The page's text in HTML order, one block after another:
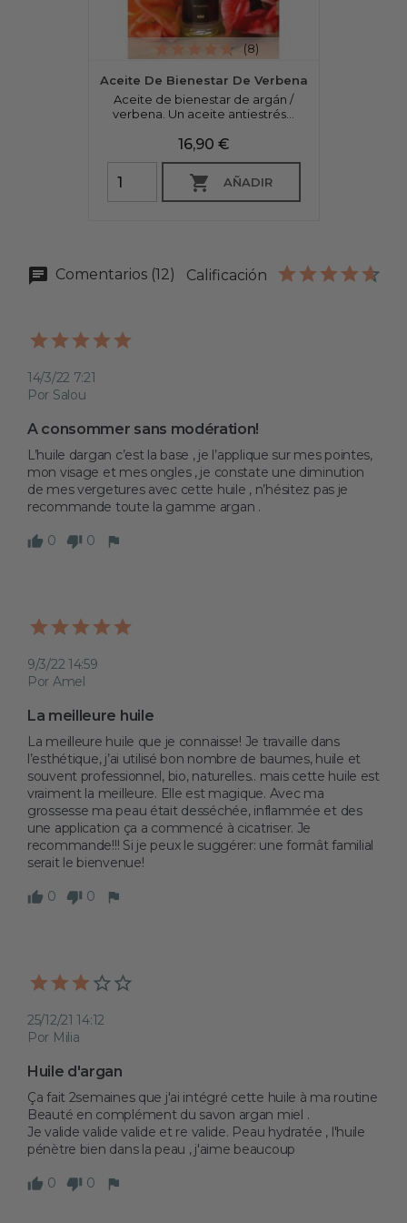
Aceite De Bienestar De Verbena
Aceite de bienestar de argán /
verbena. Un aceite antiestrés...
Precio
16,90 €
 AÑADIR
(8)
Comentarios (12) Calificación
14/3/22 7:21
Por Salou
A consommer sans modération!
L’huile dargan c’est la base , je l’applique sur mes pointes,
mon visage et mes ongles , je constate une diminution
de mes vergetures avec cette huile , n’hésitez pas je
recommande toute la gamme argan .
0 0
9/3/22 14:59
Por Amel
La meilleure huile
La meilleure huile que je connaisse! Je travaille dans
l’esthétique, j’ai utilisé bon nombre de baumes, huile et
souvent professionnel, bio, naturelles.. mais cette huile est
vraiment la meilleure. Elle est magique. Avec ma
grossesse ma peau était desséchée, inflammée et des
une application ça a commencé à cicatriser. Je
recommande!!! Si je peux le suggérer: une formât familial
serait le bienvenue!
0 0
25/12/21 14:12
Por Milia
Huile d'argan
Ça fait 2semaines que j'ai intégré cette huile à ma routine
Beauté en complément du savon argan miel .
Je valide valide valide et re valide. Peau hydratée , l'huile
pénètre bien dans la peau , j'aime beaucoup
0 0